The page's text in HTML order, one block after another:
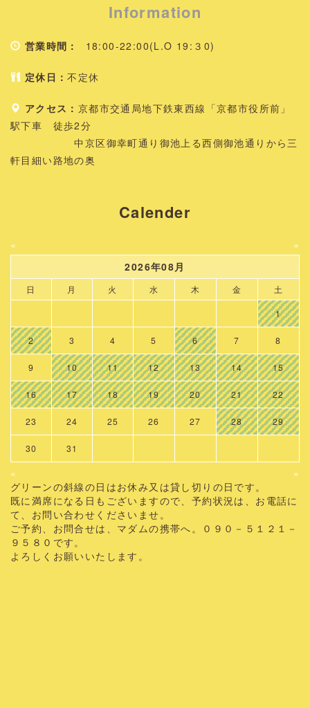
Information
営業時間： 18:00-22:00(L.O 19:３0)
定休日：不定休
アクセス： 京都市交通局地下鉄東西線「京都市役所前」
駅下車 徒歩2分
中京区御幸町通り御池上る西側御池通りから三
軒目細い路地の奥
Calender
«
»
2026年08月
日 月 火 水 木 金 土
1
2 3 4 5 6 7 8
9 10 11 12 13 14 15
16 17 18 19 20 21 22
23 24 25 26 27 28 29
30 31
«
»
グリーンの斜線の日はお休み又は貸し切りの日です。
既に満席になる日もございますので、予約状況は、お電話に
て、お問い合わせくださいませ。
ご予約、お問合せは、マダムの携帯へ。０９０－５１２１－
９５８０です。
よろしくお願いいたします。